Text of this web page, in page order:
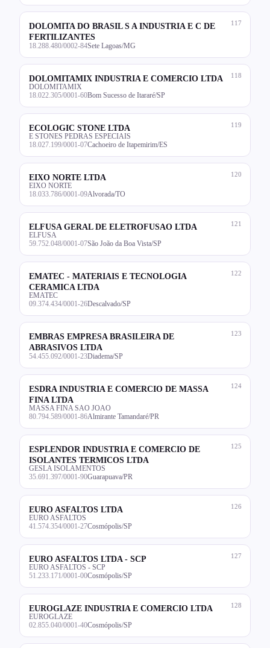
117
DOLOMITA DO BRASIL S A INDUSTRIA E C DE
FERTILIZANTES
18.288.480/0002-84Sete Lagoas/MG
118
DOLOMITAMIX INDUSTRIA E COMERCIO LTDA
DOLOMITAMIX
18.022.305/0001-60Bom Sucesso de Itararé/SP
119
ECOLOGIC STONE LTDA
E STONES PEDRAS ESPECIAIS
18.027.199/0001-07Cachoeiro de Itapemirim/ES
120
EIXO NORTE LTDA
EIXO NORTE
18.033.786/0001-09Alvorada/TO
121
ELFUSA GERAL DE ELETROFUSAO LTDA
ELFUSA
59.752.048/0001-07São João da Boa Vista/SP
122
EMATEC - MATERIAIS E TECNOLOGIA
CERAMICA LTDA
EMATEC
09.374.434/0001-26Descalvado/SP
123
EMBRAS EMPRESA BRASILEIRA DE
ABRASIVOS LTDA
54.455.092/0001-23Diadema/SP
124
ESDRA INDUSTRIA E COMERCIO DE MASSA
FINA LTDA
MASSA FINA SAO JOAO
80.794.589/0001-86Almirante Tamandaré/PR
125
ESPLENDOR INDUSTRIA E COMERCIO DE
ISOLANTES TERMICOS LTDA
GESLA ISOLAMENTOS
35.691.397/0001-90Guarapuava/PR
126
EURO ASFALTOS LTDA
EURO ASFALTOS
41.574.354/0001-27Cosmópolis/SP
127
EURO ASFALTOS LTDA - SCP
EURO ASFALTOS - SCP
51.233.171/0001-00Cosmópolis/SP
128
EUROGLAZE INDUSTRIA E COMERCIO LTDA
EUROGLAZE
02.855.040/0001-40Cosmópolis/SP